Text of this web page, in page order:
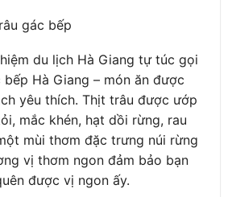
gác bếp
du lịch Hà Giang tự túc gọi
Hà Giang – món ăn được
yêu thích. Thịt trâu được ướp
mắc khén, hạt dồi rừng, rau
mùi thơm đặc trưng núi rừng
vị thơm ngon đảm bảo bạn
được vị ngon ấy.